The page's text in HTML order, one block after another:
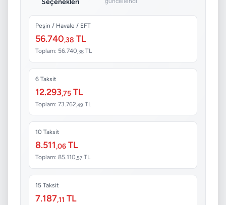
Seçenekleri
Peşin / Havale / EFT
56.740,38 TL
Toplam: 56.740,38 TL
6 Taksit
12.293,75 TL
Toplam: 73.762 ,49 TL
10 Taksit
8.511,06 TL
Toplam: 85.110,57 TL
15 Taksit
7.187,11 TL